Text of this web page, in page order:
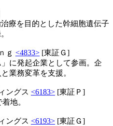
療を目的とした幹細胞遺伝子
ｇ <4833> [東証Ｇ]
に発起企業として参画。企
業務変革を支援。
ングス <6183> [東証Ｐ]
地。
ングス <6193> [東証Ｇ]